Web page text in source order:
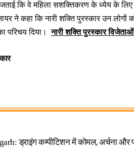
कि वे महिला सशक्तिकरण के ध्‍येय के लिए
ने कहा कि नारी शक्ति पुरस्‍कार उन लोगों
परिचय दिया।नारी शक्ति पुरस्‍कार
ड्राइंग कम्पीटिशन में कोमल, अर्चना और